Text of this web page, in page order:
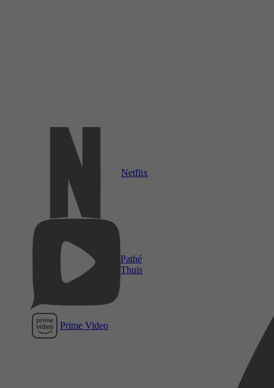
Netflix
Pathé
Thuis
Prime Video